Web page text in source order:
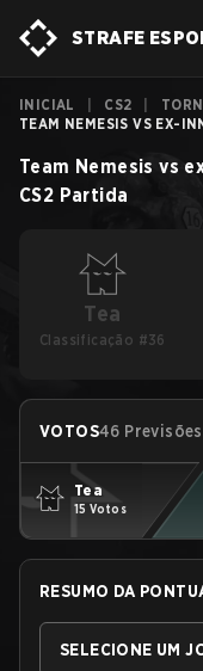
STRAFE
INICIAL CS2
TEAM NEMESIS VS EX-
Team Nemesis vs
CS2 Partida
Tea
Classificação #36
VOTOS46 Previsões
Tea
15 Votos
RESUMO DA
SELECIONE UM